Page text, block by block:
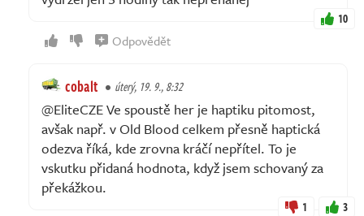
10
Odpovědět
cobalt úterý, 19. 9., 8:32
@EliteCZE Ve spoustě her je haptiku pitomost,
avšak např. v Old Blood celkem přesně haptická
odezva říká, kde zrovna kráčí nepřítel. To je
vskutku přidaná hodnota, když jsem schovaný za
překážkou.
1 3